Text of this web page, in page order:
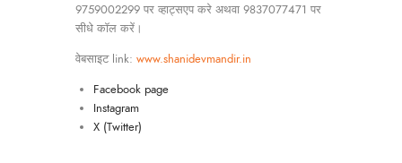
9759002299 पर व्हाट्सएप करे अथवा 9837077471 पर
सीधे कॉल करें।
वेबसाइट link: www.shanidevmandir.in
Facebook page
Instagram
X (Twitter)